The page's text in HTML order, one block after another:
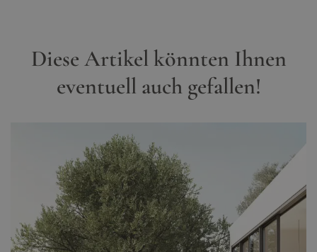
Diese Artikel könnten Ihnen
eventuell auch gefallen!